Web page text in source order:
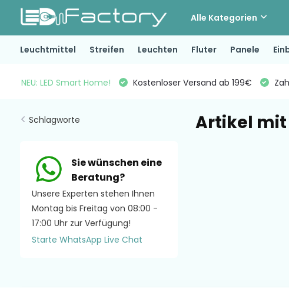
Alle Kategorien
Leuchtmittel Streifen Leuchten Fluter Panele
NEU: LED Smart Home! Kostenloser Versand ab 199€
Schlagworte
Sie wünschen eine
Beratung?
Unsere Experten stehen Ihnen
Montag bis Freitag von 08:00 -
17:00 Uhr zur Verfügung!
Starte WhatsApp Live Chat
Artikel mit